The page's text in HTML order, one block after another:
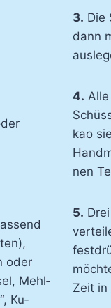
oder
Mehl­
Ku­
3. Die
dann
4.
kao
nen
5.
Zeit in